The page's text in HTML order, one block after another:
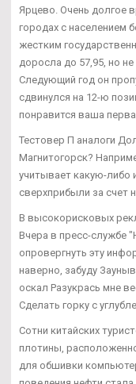
Ярцево. Очень долгое
городах с населением
жестким
доросла до 57,95, но
Следующий год он
сдвинулся на 12-ю
понравится ваша
Тестовер П аналоги
Магнитогорск?
учитывает какую-либо
сверхприбыли за счет
В высокорисковых
Вчера в пресс-службе
опровергнуть эту
наверно, забуду
оскал Разукрась мне
Сделать горку с
Сотни китайских
плотины,
для обшивки